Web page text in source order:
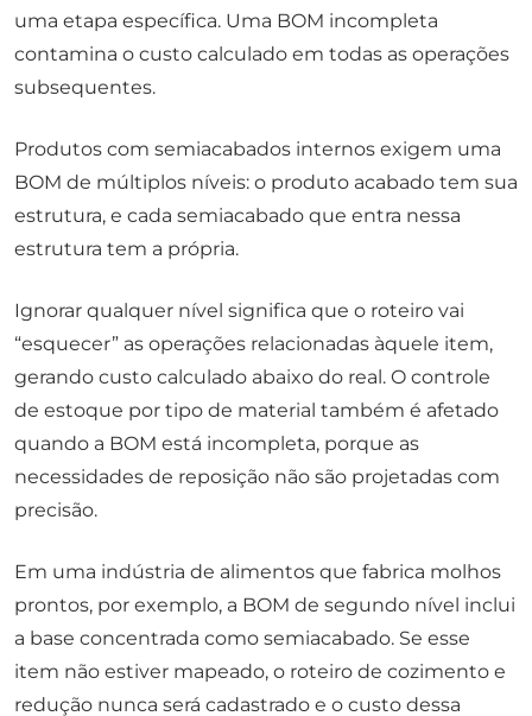
uma etapa específica. Uma BOM incompleta
contamina o custo calculado em todas as operações
subsequentes.
Produtos com semiacabados internos exigem uma
BOM de múltiplos níveis: o produto acabado tem sua
estrutura, e cada semiacabado que entra nessa
estrutura tem a própria.
Ignorar qualquer nível significa que o roteiro vai
“esquecer” as operações relacionadas àquele item,
gerando custo calculado abaixo do real. O controle
de estoque por tipo de material também é afetado
quando a BOM está incompleta, porque as
necessidades de reposição não são projetadas com
precisão.
Em uma indústria de alimentos que fabrica molhos
prontos, por exemplo, a BOM de segundo nível inclui
a base concentrada como semiacabado. Se esse
item não estiver mapeado, o roteiro de cozimento e
redução nunca será cadastrado e o custo dessa